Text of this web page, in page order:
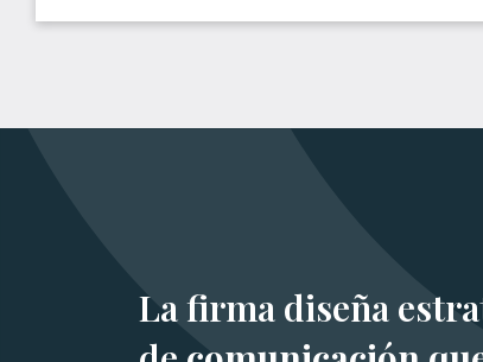
La firma diseña